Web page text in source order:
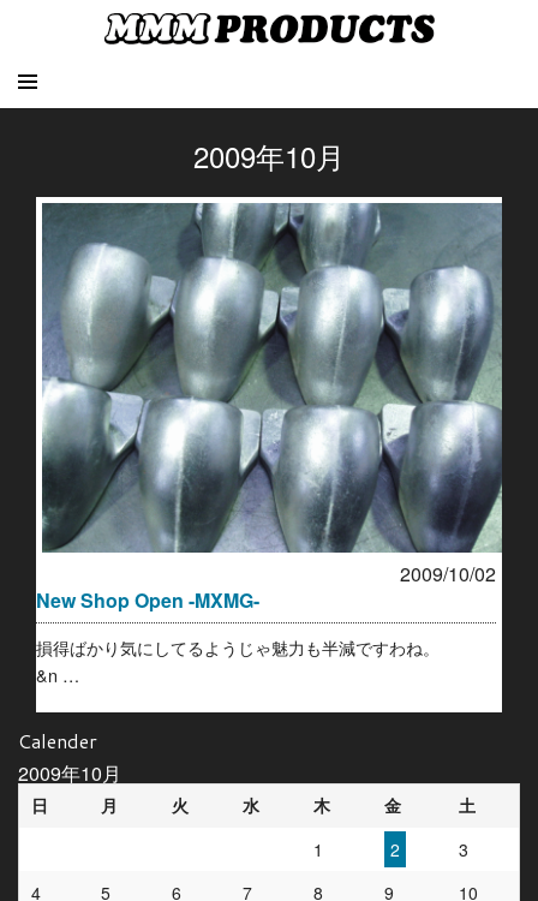
2009年10月
2009/10/02
New Shop Open -MXMG-
損得ばかり気にしてるようじゃ魅力も半減ですわね。
&n …
Calender
2009年10月
日 月 火 水 木 金 土
1 2
3
4
5 6 7 8 9
10